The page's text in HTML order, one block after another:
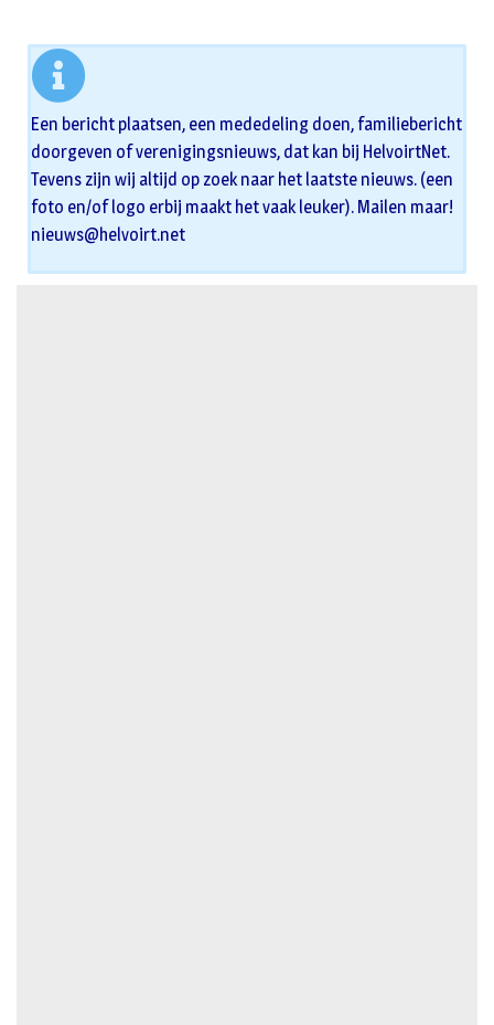
Een bericht plaatsen, een mededeling doen, familiebericht
doorgeven of verenigingsnieuws, dat kan bij HelvoirtNet.
Tevens zijn wij altijd op zoek naar het laatste nieuws. (een
foto en/of logo erbij maakt het vaak leuker). Mailen maar!
nieuws@helvoirt.net